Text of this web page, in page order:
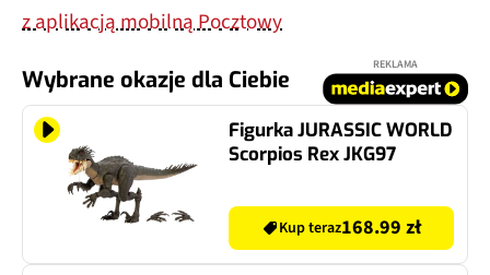
z aplikacją mobilną Pocztowy
Wybrane okazje dla Ciebie
REKLAMA
Figurka JURASSIC WORLD
Scorpios Rex JKG97
Kup teraz168.99 zł